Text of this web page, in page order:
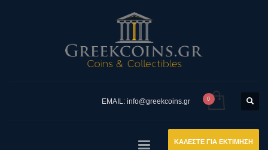
EMAIL: info@greekcoins.gr
ΚΑΛΕΣΤΕ ΓΙΑ ΕΚΤΙΜΗΣΗ